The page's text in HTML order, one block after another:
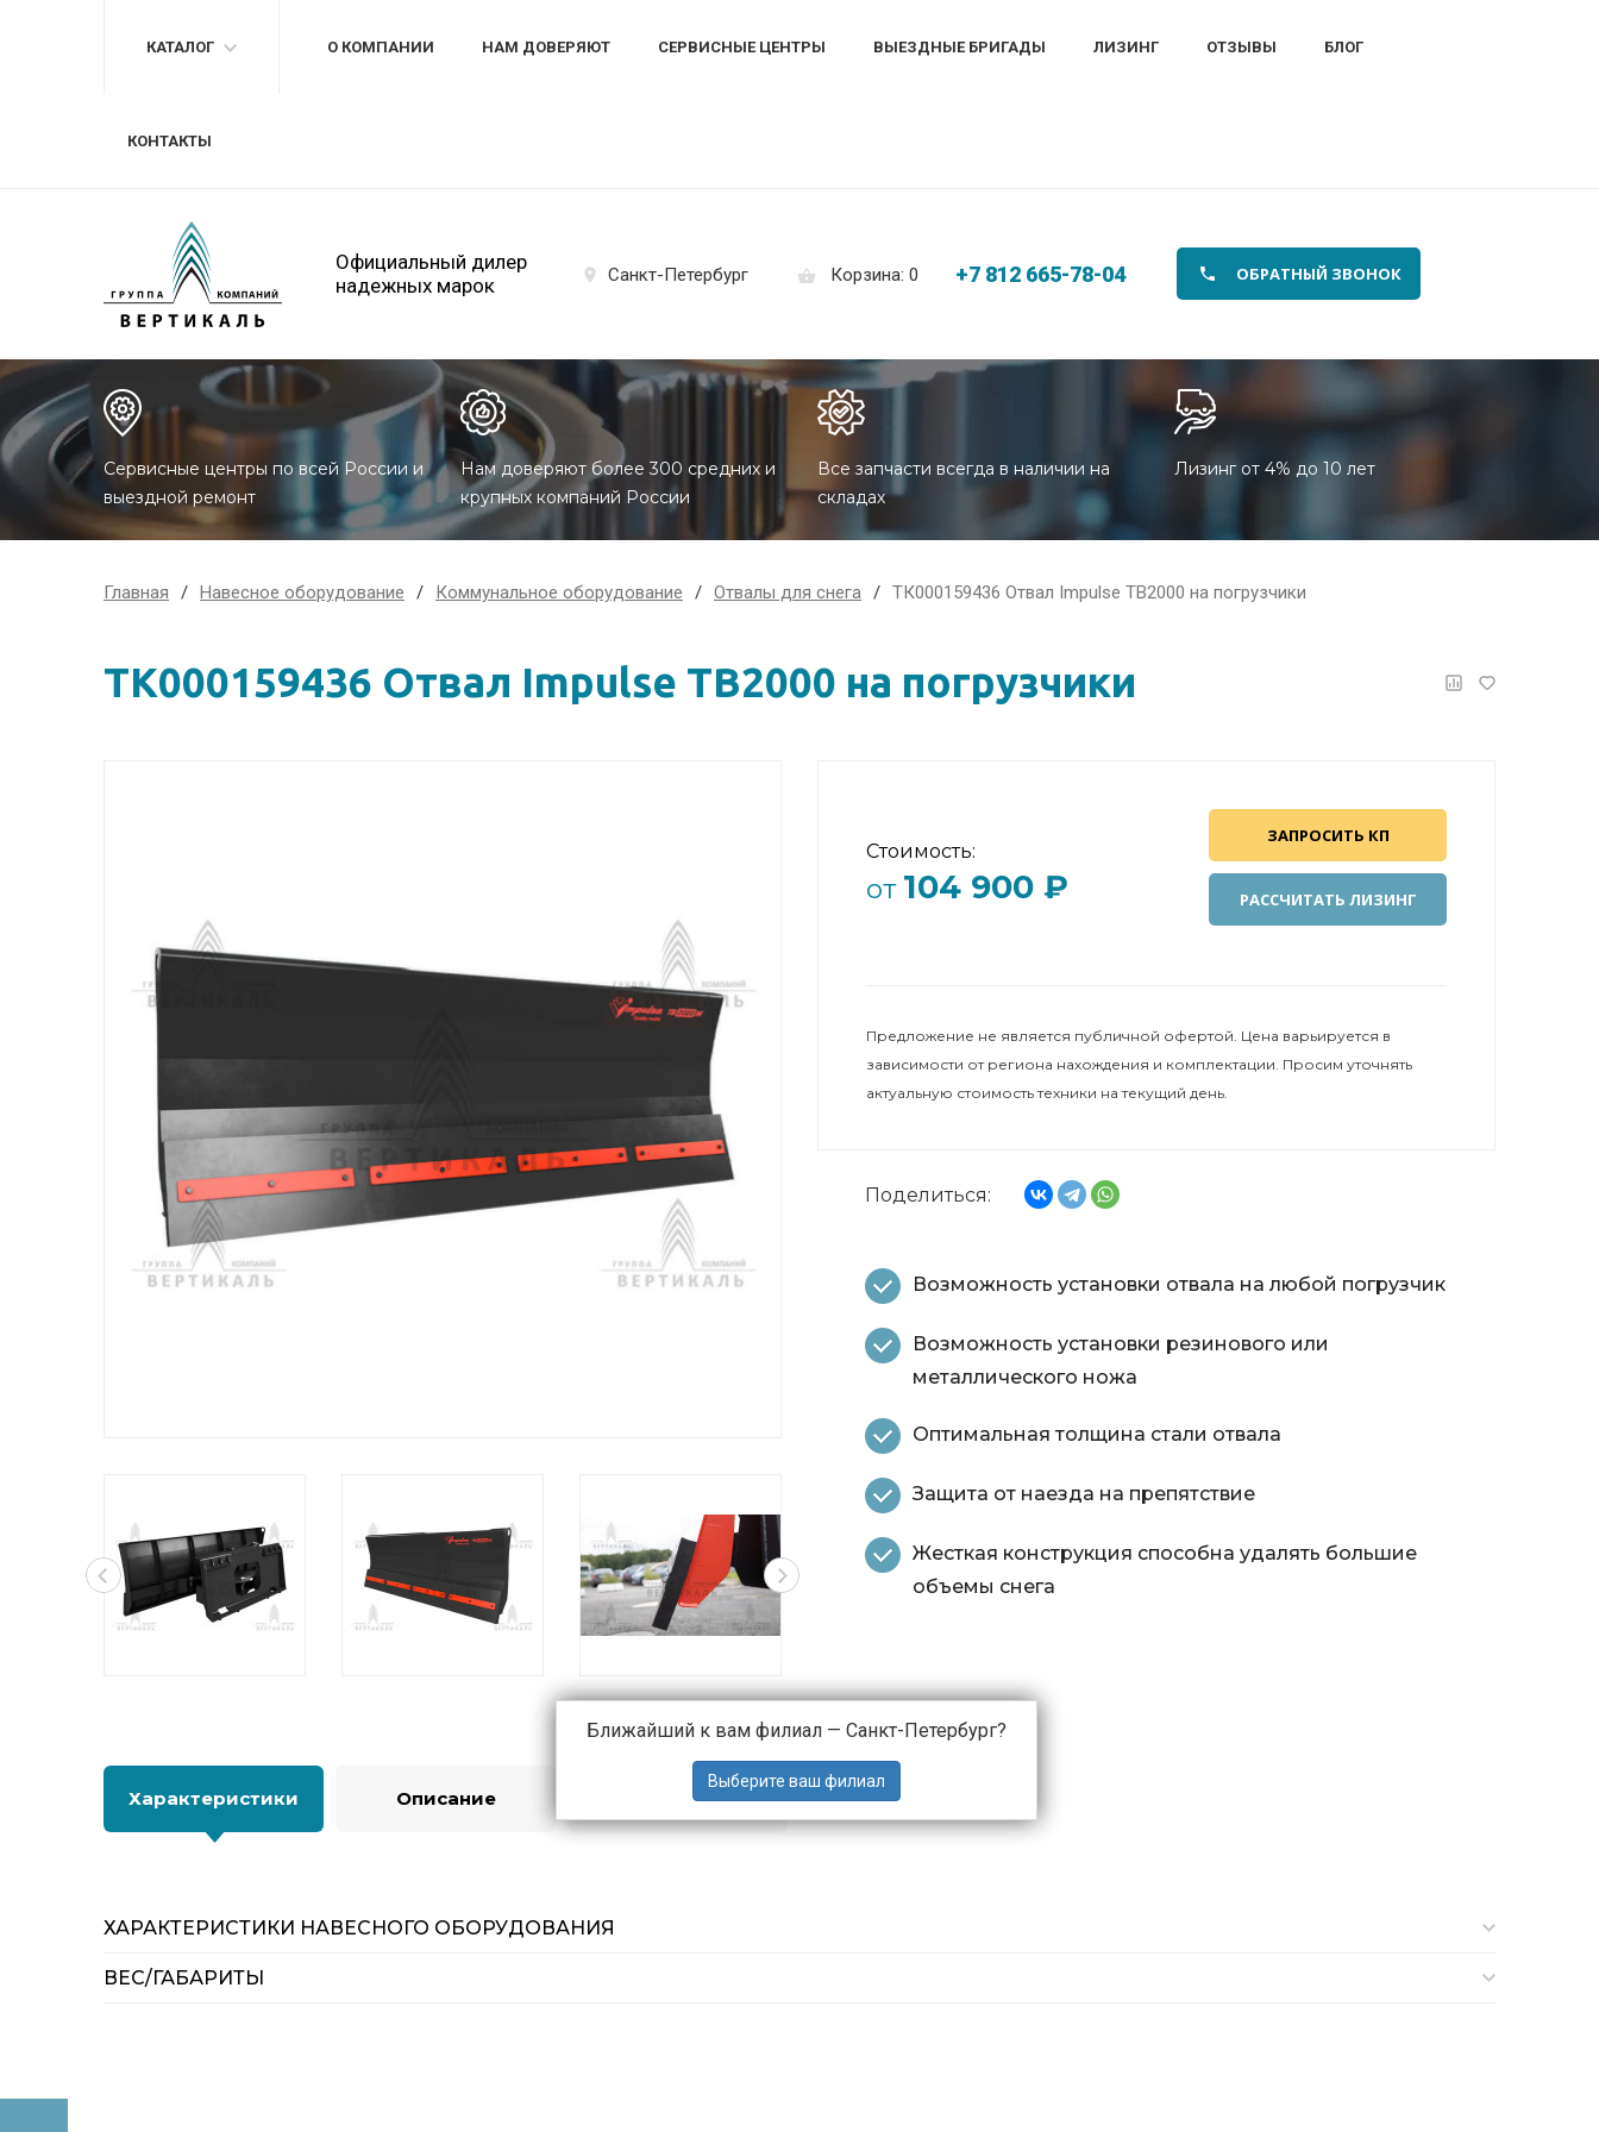
КАТАЛОГ О КОМПАНИИ НАМ ДОВЕРЯЮТ СЕРВИСНЫЕ ЦЕНТРЫ ВЫЕЗДНЫЕ БРИГАДЫ ЛИЗИНГ ОТЗЫВЫ БЛОГ
КОНТАКТЫ
Официальный дилер
надежных марок
Санкт-Петербург
Ближайший к вам филиал — Санкт-Петербург?
Корзина: 0 +7 812 665-78-04 ОБРАТНЫЙ ЗВОНОК
Сервисные центры по всей России и
выездной ремонт
Нам доверяют более 300 средних и
крупных компаний России
Все запчасти всегда в наличии на
складах
Лизинг от 4% до 10 лет
Главная Навесное оборудование Коммунальное оборудование Отвалы для снега ТК000159436 Отвал Impulse TB2000 на погрузчики
ТК000159436 Отвал Impulse TB2000 на погрузчики
Стоимость:
от 104 900 ₽
ЗАПРОСИТЬ КП
РАССЧИТАТЬ ЛИЗИНГ
Предложение не является публичной офертой. Цена варьируется в
зависимости от региона нахождения и комплектации. Просим уточнять
актуальную стоимость техники на текущий день.
Поделиться:
Возможность установки отвала на любой погрузчик
Возможность установки резинового или
металлического ножа
Оптимальная толщина стали отвала
Защита от наезда на препятствие
Жесткая конструкция способна удалять большие
объемы снега
Характеристики Описание Отзывы
ХАРАКТЕРИСТИКИ НАВЕСНОГО ОБОРУДОВАНИЯ
ВЕС/ГАБАРИТЫ